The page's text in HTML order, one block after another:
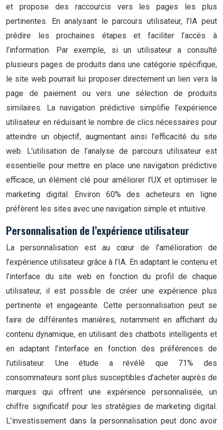
et propose des raccourcis vers les pages les plus
pertinentes. En analysant le parcours utilisateur, l’IA peut
prédire les prochaines étapes et faciliter l’accès à
l’information. Par exemple, si un utilisateur a consulté
plusieurs pages de produits dans une catégorie spécifique,
le site web pourrait lui proposer directement un lien vers la
page de paiement ou vers une sélection de produits
similaires. La navigation prédictive simplifie l’expérience
utilisateur en réduisant le nombre de clics nécessaires pour
atteindre un objectif, augmentant ainsi l’efficacité du site
web. L’utilisation de l’analyse de parcours utilisateur est
essentielle pour mettre en place une navigation prédictive
efficace, un élément clé pour améliorer l’UX et optimiser le
marketing digital. Environ 60% des acheteurs en ligne
préfèrent les sites avec une navigation simple et intuitive.
Personnalisation de l’expérience utilisateur
La personnalisation est au cœur de l’amélioration de
l’expérience utilisateur grâce à l’IA. En adaptant le contenu et
l’interface du site web en fonction du profil de chaque
utilisateur, il est possible de créer une expérience plus
pertinente et engageante. Cette personnalisation peut se
faire de différentes manières, notamment en affichant du
contenu dynamique, en utilisant des chatbots intelligents et
en adaptant l’interface en fonction des préférences de
l’utilisateur. Une étude a révélé que 71% des
consommateurs sont plus susceptibles d’acheter auprès de
marques qui offrent une expérience personnalisée, un
chiffre significatif pour les stratégies de marketing digital.
L’investissement dans la personnalisation peut donc avoir